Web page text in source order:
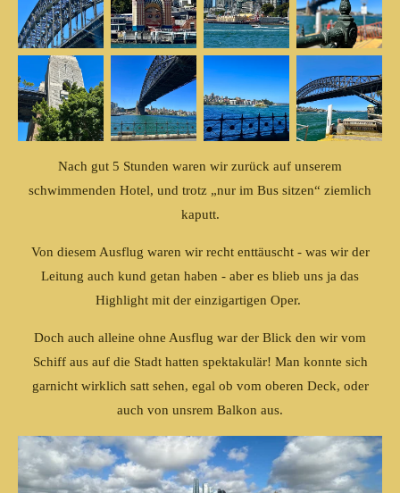
Nach gut 5 Stunden waren wir zurück auf unserem
schwimmenden Hotel, und trotz „nur im Bus sitzen“ ziemlich
kaputt.
Von diesem Ausflug waren wir recht enttäuscht - was wir der
Leitung auch kund getan haben - aber es blieb uns ja das
Highlight mit der einzigartigen Oper.
Doch auch alleine ohne Ausflug war der Blick den wir vom
Schiff aus auf die Stadt hatten spektakulär! Man konnte sich
garnicht wirklich satt sehen, egal ob vom oberen Deck, oder
auch von unsrem Balkon aus.